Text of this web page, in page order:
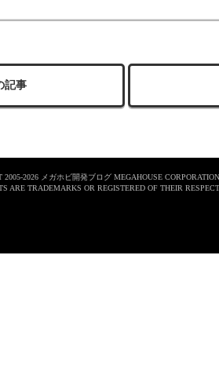
記事
2005-2026 メガホビ開発ブログ MEGAHOUSE
ARE TRADEMARKS OR REGISTERED OF THEIR